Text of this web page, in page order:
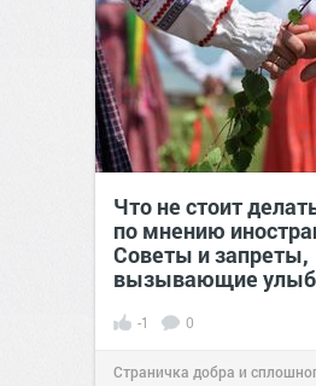
Что не стоит
по мнению
Советы и запреты,
вызывающие
-1 0
Страничка добра и